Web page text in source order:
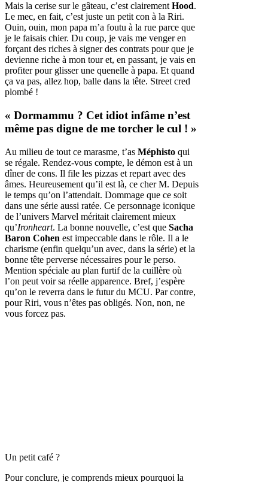
Mais la cerise sur le gâteau, c’est clairement Hood.
Le mec, en fait, c’est juste un petit con à la Riri.
Ouin, ouin, mon papa m’a foutu à la rue parce que
je le faisais chier. Du coup, je vais me venger en
forçant des riches à signer des contrats pour que je
devienne riche à mon tour et, en passant, je vais en
profiter pour glisser une quenelle à papa. Et quand
ça va pas, allez hop, balle dans la tête. Street cred
plombé !
« Dormammu ? Cet idiot infâme n’est
même pas digne de me torcher le cul ! »
Au milieu de tout ce marasme, t’as Méphisto qui
se régale. Rendez-vous compte, le démon est à un
dîner de cons. Il file les pizzas et repart avec des
âmes. Heureusement qu’il est là, ce cher M. Depuis
le temps qu’on l’attendait. Dommage que ce soit
dans une série aussi ratée. Ce personnage iconique
de l’univers Marvel méritait clairement mieux
qu’Ironheart. La bonne nouvelle, c’est que Sacha
Baron Cohen est impeccable dans le rôle. Il a le
charisme (enfin quelqu’un avec, dans la série) et la
bonne tête perverse nécessaires pour le perso.
Mention spéciale au plan furtif de la cuillère où
l’on peut voir sa réelle apparence. Bref, j’espère
qu’on le reverra dans le futur du MCU. Par contre,
pour Riri, vous n’êtes pas obligés. Non, non, ne
vous forcez pas.
Un petit café ?
Pour conclure, je comprends mieux pourquoi la